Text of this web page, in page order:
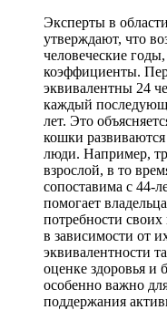
Эксперты в
утверждают, что
человеческие
коэффициенты.
эквивалентны 24
каждый
лет. Это
кошки
люди. Например,
взрослой, в то
сопоставима с 44-
помогает
потребности
в зависимости от
эквивалентности
оценке здоровья и
особенно важно
поддержания